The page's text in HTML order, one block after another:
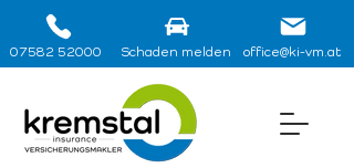
07582 52000 Schaden melden office@ki-vm.at